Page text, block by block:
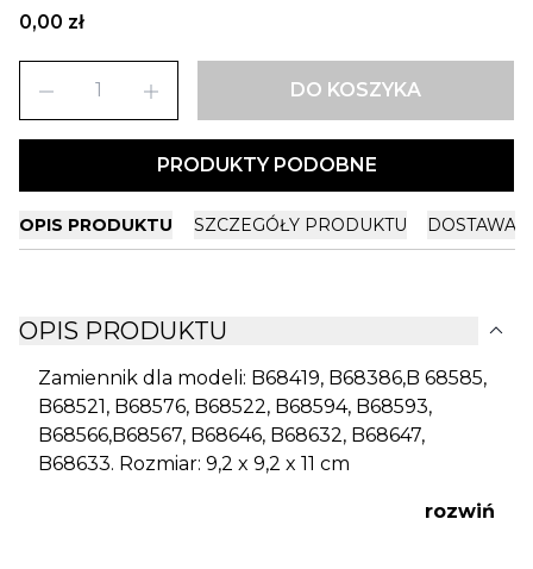
0,00 zł
remove add DO KOSZYKA
PRODUKTY PODOBNE
OPIS PRODUKTU SZCZEGÓŁY PRODUKTU DOSTAWA
OPIS PRODUKTU expand_more
Zamiennik dla modeli: B68419, B68386,B 68585,
B68521, B68576, B68522, B68594, B68593,
B68566,B68567, B68646, B68632, B68647,
B68633. Rozmiar: 9,2 x 9,2 x 11 cm
rozwiń